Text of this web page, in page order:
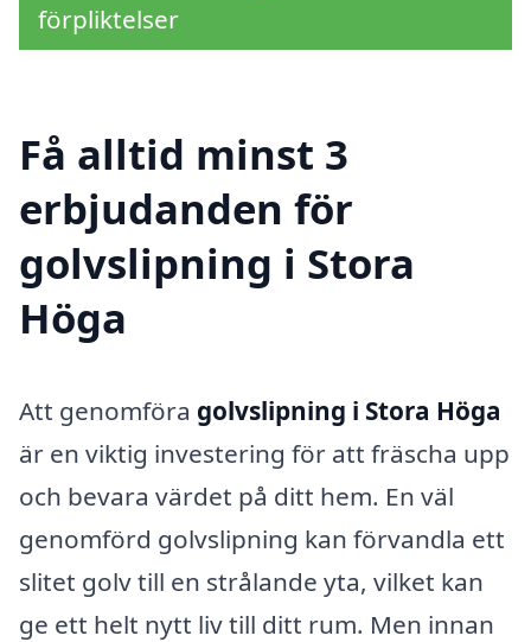
förpliktelser
Få alltid minst 3
erbjudanden för
golvslipning i Stora
Höga
Att genomföra golvslipning i Stora Höga
är en viktig investering för att fräscha upp
och bevara värdet på ditt hem. En väl
genomförd golvslipning kan förvandla ett
slitet golv till en strålande yta, vilket kan
ge ett helt nytt liv till ditt rum. Men innan